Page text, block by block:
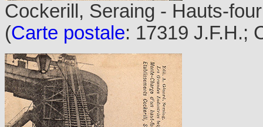
Cockerill, Seraing - Hauts-
(Carte postale: 17319 J.F.H.;